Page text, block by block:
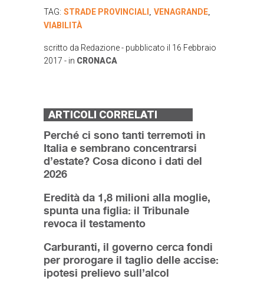
TAG: STRADE PROVINCIALI , VENAGRANDE,
VIABILITÀ
scritto da Redazione- pubblicato il 16 Febbraio
2017 - in CRONACA
ARTICOLI CORRELATI
Perché ci sono tanti terremoti in
Italia e sembrano concentrarsi
d’estate? Cosa dicono i dati del
2026
Eredità da 1,8 milioni alla moglie,
spunta una figlia: il Tribunale
revoca il testamento
Carburanti, il governo cerca fondi
per prorogare il taglio delle accise:
ipotesi prelievo sull’alcol